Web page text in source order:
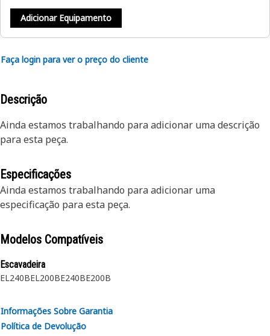
Adicionar Equipamento
Faça login para ver o preço do cliente
Descrição
Ainda estamos trabalhando para adicionar uma descrição
para esta peça.
Especificações
Ainda estamos trabalhando para adicionar uma
especificação para esta peça.
Modelos Compatíveis
Escavadeira
EL240BEL200BE240BE200B
Informações Sobre Garantia
Política de Devolução